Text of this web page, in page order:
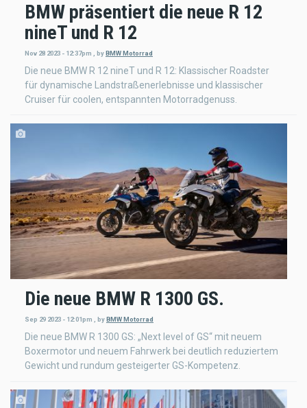
BMW präsentiert die neue R 12
nineT und R 12
Nov 28 2023 - 12:37pm byBMW Motorrad
Die neue BMW R 12 nineT und R 12: Klassischer Roadster
für dynamische Landstraßenerlebnisse und klassischer
Cruiser für coolen, entspannten Motorradgenuss.
Die neue BMW R 1300 GS.
Sep 29 2023 - 12:01pm byBMW Motorrad
Die neue BMW R 1300 GS: „Next level of GS“ mit neuem
Boxermotor und neuem Fahrwerk bei deutlich reduziertem
Gewicht und rundum gesteigerter GS-Kompetenz.